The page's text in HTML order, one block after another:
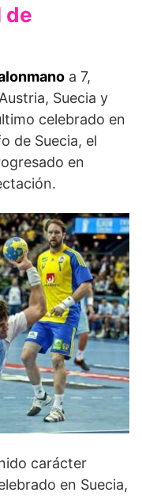
de
a 7,
Suecia y
celebrado en
de Suecia, el
en
carácter
en Suecia,